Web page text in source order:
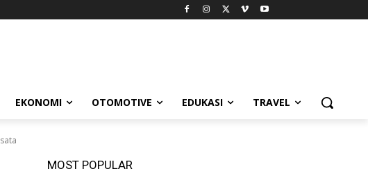
EKONOMI OTOMOTIVE EDUKASI TRAVEL
MOST POPULAR